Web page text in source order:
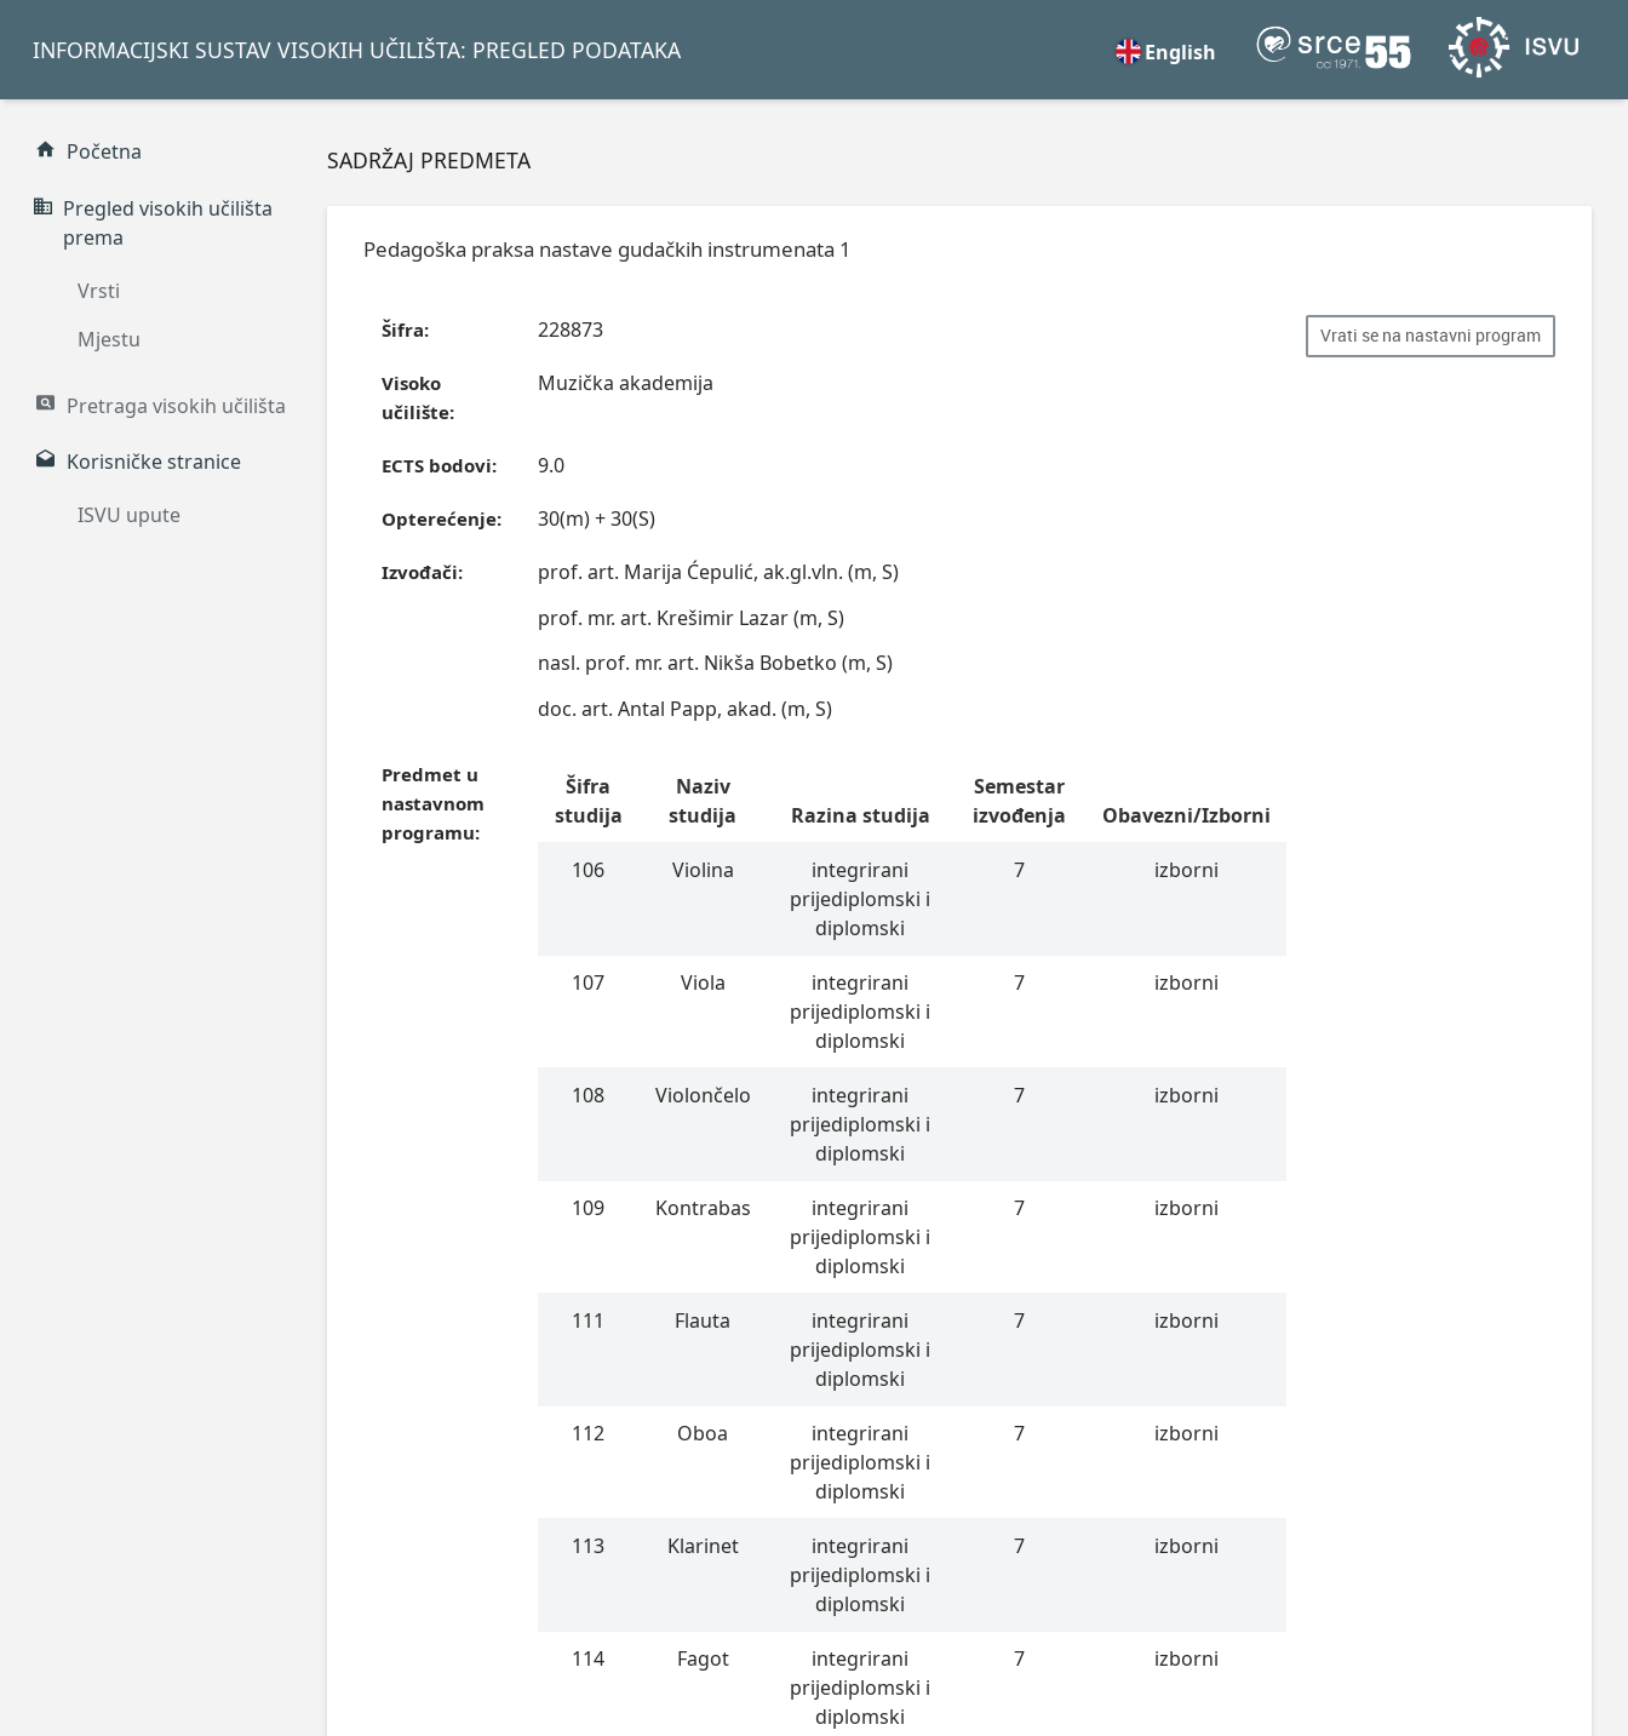
INFORMACIJSKI SUSTAV VISOKIH UČILIŠTA: PREGLED PODATAKA English
Početna
Pregled visokih učilišta
prema
Vrsti
Mjestu
Pretraga visokih učilišta
Korisničke stranice
ISVU upute
SADRŽAJ PREDMETA
Pedagoška praksa nastave gudačkih instrumenata 1
Vrati se na nastavni program
Šifra: 228873
Visoko
učilište:
Muzička akademija
ECTS bodovi: 9.0
Opterećenje: 30(m) + 30(S)
Izvođači:
prof. art. Marija Ćepulić, ak.gl.vln. (m, S)
prof. mr. art. Krešimir Lazar (m, S)
nasl. prof. mr. art. Nikša Bobetko (m, S)
doc. art. Antal Papp, akad. (m, S)
Predmet u
nastavnom
programu:
Šifra
studija
Naziv
studija
Razina studija
Semestar
izvođenja
Obavezni/Izborni
106 Violina
integrirani
prijediplomski i
diplomski
7 izborni
107 Viola
integrirani
prijediplomski i
diplomski
7 izborni
108 Violončelo
integrirani
prijediplomski i
diplomski
7 izborni
109 Kontrabas
integrirani
prijediplomski i
diplomski
7 izborni
111 Flauta
integrirani
prijediplomski i
diplomski
7 izborni
112 Oboa
integrirani
prijediplomski i
diplomski
7 izborni
113 Klarinet
integrirani
prijediplomski i
diplomski
7 izborni
114 Fagot
integrirani
prijediplomski i
diplomski
7 izborni